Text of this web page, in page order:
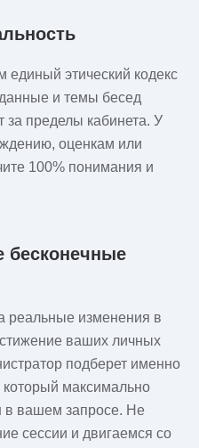
единый этический кодекс
и темы бесед
за пределы кабинета. У
оценкам или
100% понимания и
бесконечные
реальные изменения в
ваших личных
подберет именно
который максимально
в вашем запросе. Не
сессии и двигаемся со